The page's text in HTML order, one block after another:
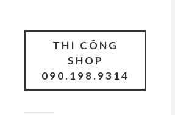
THI CÔNG
SHOP
090.198.9314